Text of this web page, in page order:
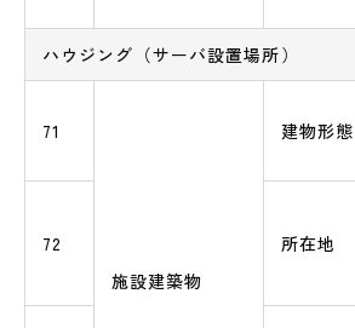
ハウジング（サーバ設置場所）
71
施設建築物
建物形態
72 所在地